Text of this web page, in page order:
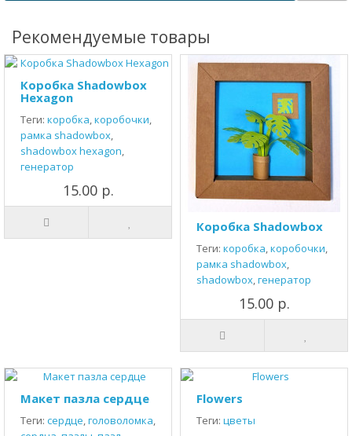
Рекомендуемые товары
Коробка Shadowbox
Hexagon
Теги: коробка,коробочки,
рамка shadowbox,
shadowbox hexagon,
генератор
15.00 р.
Коробка Shadowbox
Теги: коробка,коробочки,
рамка shadowbox,
shadowbox,генератор
15.00 р.
Макет пазла сердце
Теги: сердце,головоломка,
Flowers
Теги: цветы